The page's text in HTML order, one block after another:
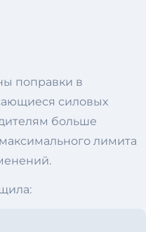
поправки в
силовых
больше
лимита